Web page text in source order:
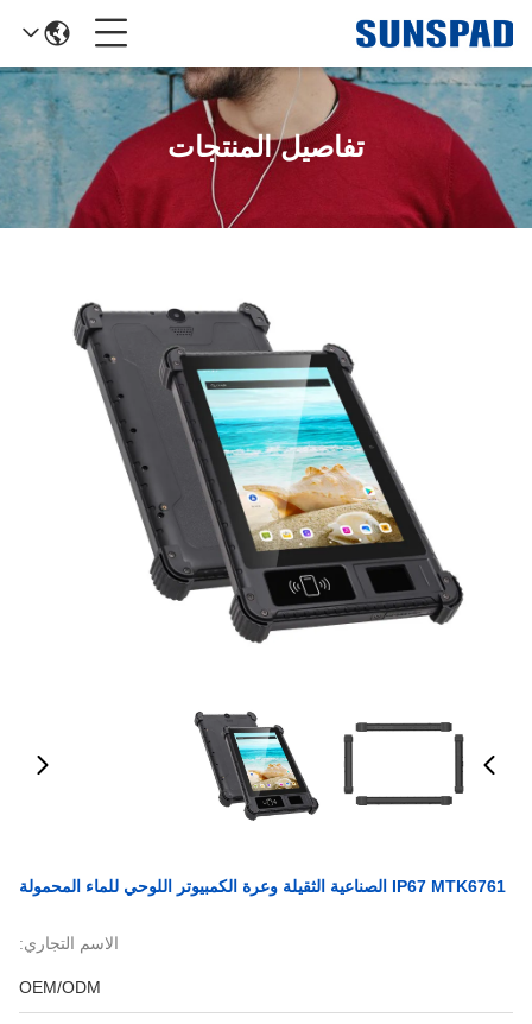
تفاصيل المنتجات
IP67 MTK6761 الصناعية الثقيلة وعرة الكمبيوتر اللوحي للماء المحمولة
الاسم التجاري:
OEM/ODM